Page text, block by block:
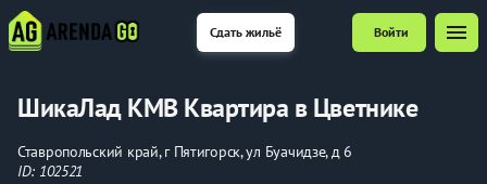
Сдать жильё Войти menu
ШикаЛад КМВ Квартира в Цветнике
Ставропольский край, г Пятигорск, ул Буачидзе, д 6
ID: 102521